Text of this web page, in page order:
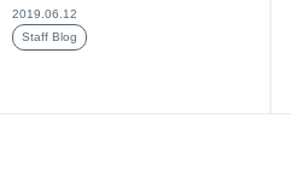
2019.06.12
Staff Blog